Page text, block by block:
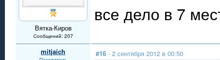
Вятка-Киров
Сообщений: 207
все дело в 7
mitjaich #16 - 2 сентября 2012 в 00:50